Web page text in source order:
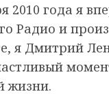
2010 года я
Радио и
я Дмитрий
жизни.